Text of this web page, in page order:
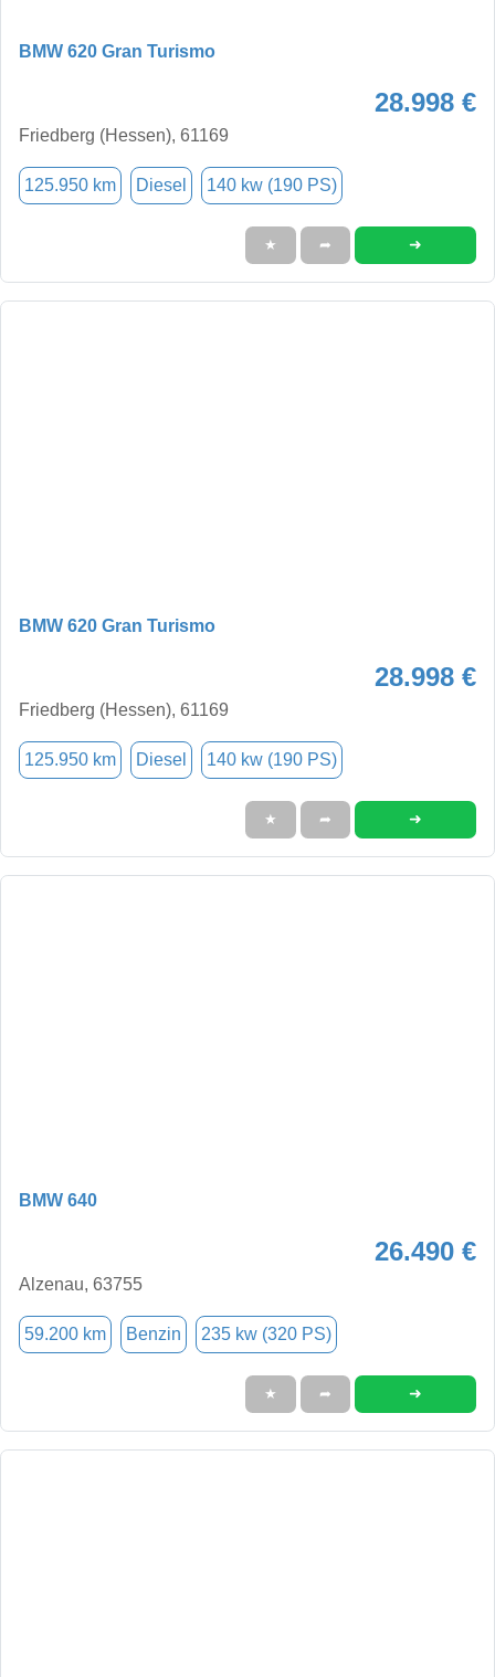
BMW 620 Gran Turismo
28.998 €
Friedberg (Hessen), 61169
125.950 km Diesel 140 kw (190 PS)
★ ➦ ➜
BMW 620 Gran Turismo
28.998 €
Friedberg (Hessen), 61169
125.950 km Diesel 140 kw (190 PS)
★ ➦ ➜
BMW 640
26.490 €
Alzenau, 63755
59.200 km Benzin 235 kw (320 PS)
★ ➦ ➜